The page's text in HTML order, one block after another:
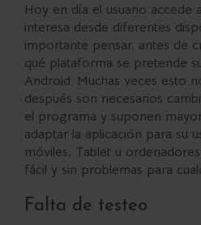
Hoy en día el usuario accede
interesa desde diferentes
importante pensar, antes de
qué plataforma se pretende
Android. Muchas veces esto
después son necesarios
el programa y suponen
adaptar la aplicación para su
móviles, Tablet u
fácil y sin problemas para
Falta de testeo